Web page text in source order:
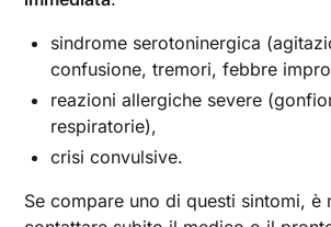
sindrome serotoninergica
confusione, tremori, febbre
reazioni allergiche severe
respiratorie),
crisi convulsive.
Se compare uno di questi sintomi, è